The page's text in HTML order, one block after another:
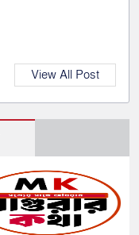
View All Post